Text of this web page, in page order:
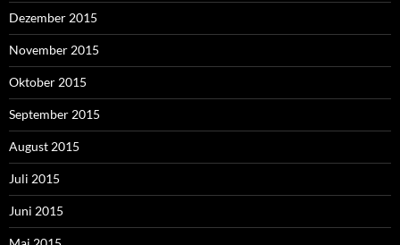
Dezember 2015
November 2015
Oktober 2015
September 2015
August 2015
Juli 2015
Juni 2015